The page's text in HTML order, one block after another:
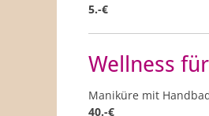
5.-€
Wellness
Maniküre mit
40.-€